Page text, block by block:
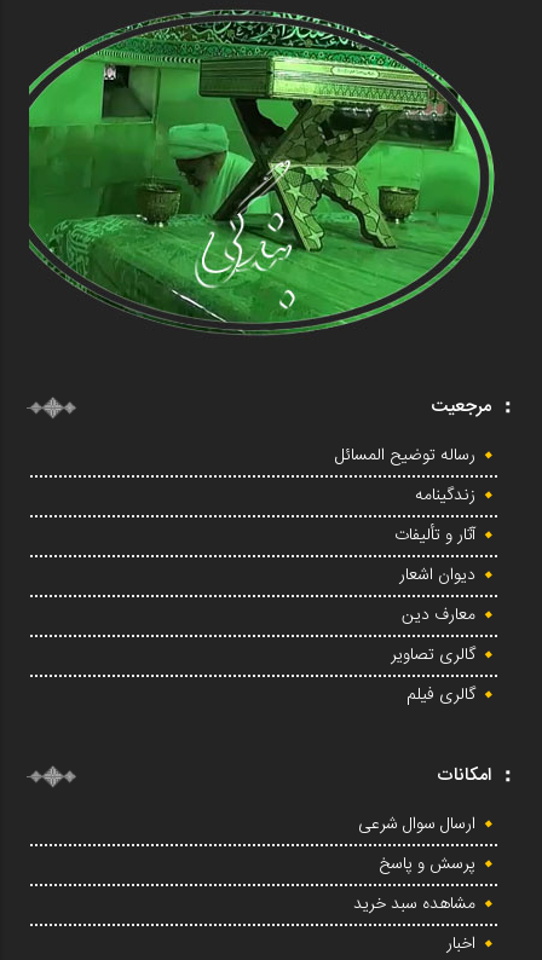
مرجعیت
رساله توضیح المسائل
زندگینامه
آثار و تألیفات
دیوان اشعار
معارف دین
گالری تصاویر
گالری فیلم
امکانات
ارسال سوال شرعی
پرسش و پاسخ
مشاهده سبد خرید
اخبار